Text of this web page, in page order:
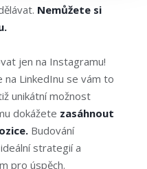
Nemůžete si
jen na Instagramu!
na LinkedInu se vám to
unikátní možnost
dokážete zasáhnout
Budování
strategií a
pro úspěch.